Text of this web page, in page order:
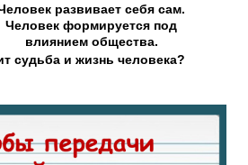
развивает себя сам.
Человек формируется под
влиянием общества.
судьба и жизнь человека?